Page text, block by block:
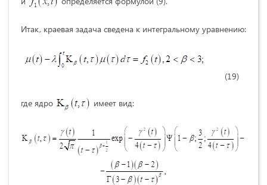
Итак, краевая задача сведена к интегральному уравнению:
(19)
где ядро имеет вид: